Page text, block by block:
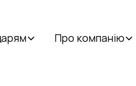
Про компанію